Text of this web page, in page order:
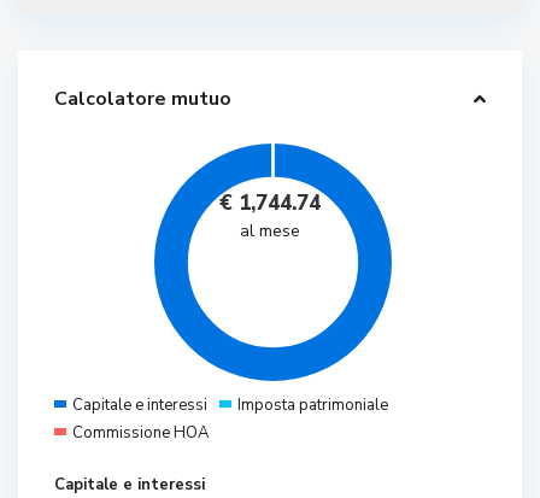
Calcolatore mutuo
€ 1,744.74
al mese
Capitale e interessi
Imposta patrimoniale
Commissione HOA
Capitale e interessi